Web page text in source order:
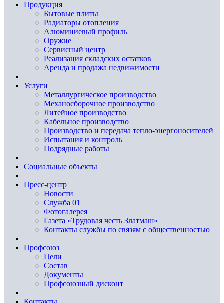
Продукция
Бытовые плиты
Радиаторы отопления
Алюминиевый профиль
Оружие
Сервисный центр
Реализация складских остатков
Аренда и продажа недвижимости
Услуги
Металлургическое производство
Механосборочное производство
Литейное производство
Кабельное производство
Производство и передача тепло-энергоносителей
Испытания и контроль
Подрядные работы
Социальные объекты
Пресс-центр
Новости
Служба 01
Фотогалерея
Газета «Трудовая честь Златмаш»
Контакты службы по связям с общественностью
Профсоюз
Цели
Состав
Документы
Профсоюзный дисконт